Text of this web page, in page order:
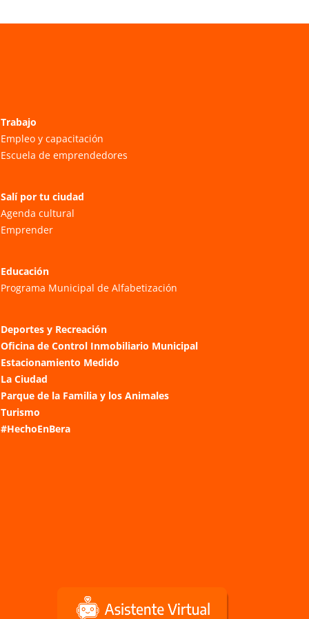
Trabajo
Empleo y capacitación
Escuela de emprendedores
Salí por tu ciudad
Agenda cultural
Emprender
Educación
Programa Municipal de Alfabetización
Deportes y Recreación
Oficina de Control Inmobiliario Municipal
Estacionamiento Medido
La Ciudad
Parque de la Familia y los Animales
Turismo
#HechoEnBera